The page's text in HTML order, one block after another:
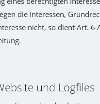
die Interessen,
nicht, so dient Art. 6
und Logfiles